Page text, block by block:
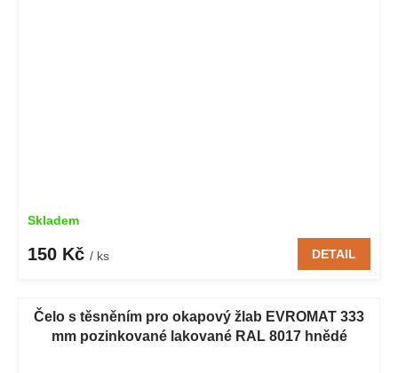
Skladem
150 Kč / ks DETAIL
Čelo s těsněním pro okapový žlab EVROMAT 333
mm pozinkované lakované RAL 8017 hnědé